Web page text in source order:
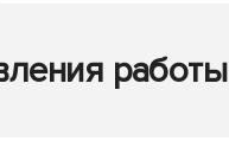
работы